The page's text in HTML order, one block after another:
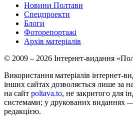
Новини Полтави
Спецпроекти
Блоги
Фоторепортажі
Архів матеріалів
© 2009 – 2026 Інтернет-видання
Використання матеріалів інтернет-
інших сайтах дозволяється лише за
на сайт poltava.to, не закритого для
системами; у друкованих виданнях
редакцією.